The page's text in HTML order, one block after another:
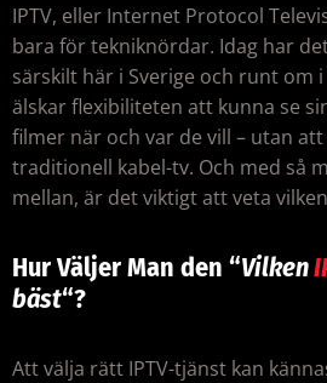
IPTV, eller Internet Protocol
bara för tekniknördar. Idag har
särskilt här i Sverige och runt om
älskar flexibiliteten att kunna se
filmer när och var de vill – utan
traditionell kabel-tv. Och med så
mellan, är det viktigt att veta
Hur Väljer Man den “Vilken
bäst“?
Att välja rätt IPTV-tjänst kan